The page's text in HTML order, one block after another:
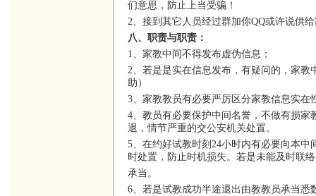
们意思，防止上当受骗！
2、接到其它人员经过群加你QQ或许说供
八、职责与职责：
1、家教中间不得发布虚伪信息；
2、若是是实在信息发布，有疑问的，家
助）
3、家教教员有必要严厉区分家教信息实在
4、教员有必要保护中间名誉，不做有损
退，情节严重的交公安机关处置。
5、在约好试教时刻24小时内有必要向本
时处置，防止时机损失。若是未能及时联
承当。
6、若是试教成功半途退出由教教员承当